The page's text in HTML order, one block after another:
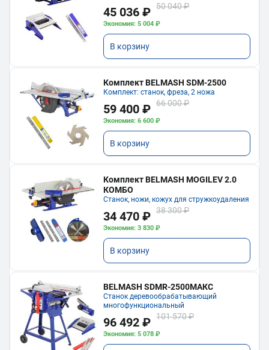
45 036 ₽ 50 040 ₽
Экономия: 5 004 ₽
В корзину
Комплект BELMASH SDM-2500
Комплект: станок, фреза, 2 ножа
59 400 ₽ 66 000 ₽
Экономия: 6 600 ₽
В корзину
Комплект BELMASH MOGILEV 2.0
КОМБО
Станок, ножи, кожух для стружкоудаления
34 470 ₽ 38 300 ₽
Экономия: 3 830 ₽
В корзину
BELMASH SDMR-2500МАКС
Станок деревообрабатывающий
многофункциональный
96 492 ₽ 101 570 ₽
Экономия: 5 078 ₽